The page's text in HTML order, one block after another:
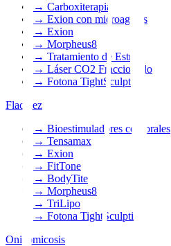
→ Carboxiterapia
→ Exion con microagujas
→ Exion
→ Morpheus8
→ Tratamiento de Estrías
→ Láser CO2 Fraccionado
→ Fotona TightSculpting
Flacidez
→ Bioestimuladores corporales
→ Tensamax
→ Exion
→ FitTone
→ BodyTite
→ Morpheus8
→ TriLipo
→ Fotona TightSculpting
Onicomicosis